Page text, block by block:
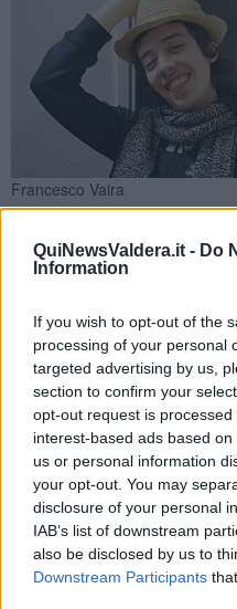
QuiNewsValdera.it - Do
Information
If you wish to opt-out of the
processing of your personal
targeted advertising by us,
section to confirm your
opt-out request is
interest-based ads based
us or personal information
your opt-out. You may
disclosure of your personal
IAB’s list of downstream
also be disclosed by us to
Downstream Participants
Francesco Vaira
Cafaro. Intanto il corpo del
CHIANNI —Francesco Vaira è
cause naturali. A confermarlo
sul corpo del 25enne.
Vaira è stato trovato senza
Firenze, lunedì 23 novembre.
legale Antonio Cafaro, che ha
corpo del figlio di Pasquale
Arezzo.